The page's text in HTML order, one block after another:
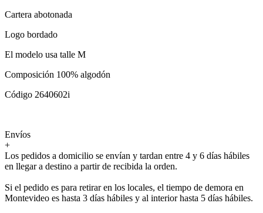
Cartera abotonada
Logo bordado
El modelo usa talle M
Composición 100% algodón
Código 2640602i
Envíos
+
Los pedidos a domicilio se envían y tardan entre 4 y 6 días hábiles
en llegar a destino a partir de recibida la orden.
Si el pedido es para retirar en los locales, el tiempo de demora en
Montevideo es hasta 3 días hábiles y al interior hasta 5 días hábiles.